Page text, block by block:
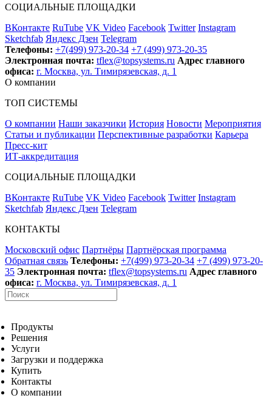
СОЦИАЛЬНЫЕ ПЛОЩАДКИ
ВКонтакте RuTube VK Video Facebook Twitter Instagram
Sketchfab Яндекс Дзен Telegram
Телефоны: +7(499) 973-20-34 +7 (499) 973-20-35
Электронная почта: tflex@topsystems.ru Адрес главного
офиса: г. Москва, ул. Тимирязевская, д. 1
О компании
ТОП СИСТЕМЫ
О компании Наши заказчики История Новости Мероприятия
Статьи и публикации Перспективные разработки Карьера
Пресс-кит
ИТ-аккредитация
СОЦИАЛЬНЫЕ ПЛОЩАДКИ
ВКонтакте RuTube VK Video Facebook Twitter Instagram
Sketchfab Яндекс Дзен Telegram
КОНТАКТЫ
Московский офис Партнёры Партнёрская программа
Обратная связь Телефоны: +7(499) 973-20-34 +7 (499) 973-20-
35 Электронная почта: tflex@topsystems.ru Адрес главного
офиса: г. Москва, ул. Тимирязевская, д. 1
Продукты
Решения
Услуги
Загрузки и поддержка
Купить
Контакты
О компании